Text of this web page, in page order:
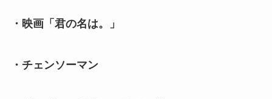
・映画「君の名は。」
・チェンソーマン